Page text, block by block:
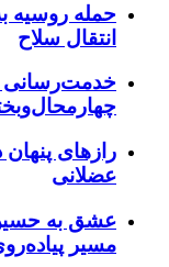
انتقال سلاح
خدمت‌رسانی
رازهای
عضلانی
عشق به
مسیر